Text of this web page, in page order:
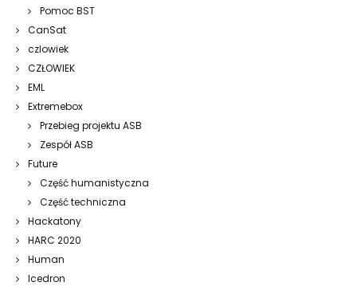
Pomoc BST
CanSat
czlowiek
CZŁOWIEK
EML
Extremebox
Przebieg projektu ASB
Zespół ASB
Future
Część humanistyczna
Część techniczna
Hackatony
HARC 2020
Human
Icedron